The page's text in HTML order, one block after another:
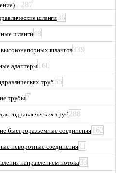
1 287
шланги36
шланги48
шлангов339
адаптеры 160
труб 55
трубы2
гидравлических труб288
быстроразъемные соединения 162
поворотные соединения 11
направлением потока33